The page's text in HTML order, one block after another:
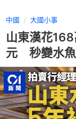
中國 大國小事
山東漢花
元 秒變水魚